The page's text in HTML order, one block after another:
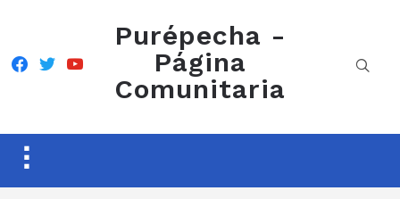
facebook
twitteryoutube
Purépecha -
Página
Comunitaria
Toggle